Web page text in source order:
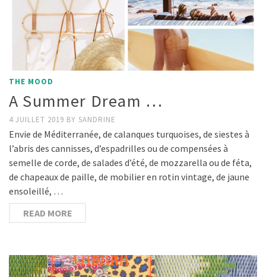
THE MOOD
A Summer Dream …
4 JUILLET 2019 BY SANDRINE
Envie de Méditerranée, de calanques turquoises, de siestes à
l’abris des cannisses, d’espadrilles ou de compensées à
semelle de corde, de salades d’été, de mozzarella ou de féta,
de chapeaux de paille, de mobilier en rotin vintage, de jaune
ensoleillé, …
READ MORE